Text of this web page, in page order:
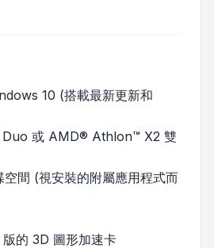
10 (搭載最新更新和
或 AMD® Athlon™ X2 雙
間 (視安裝的附屬應用程式而
的 3D 圖形加速卡